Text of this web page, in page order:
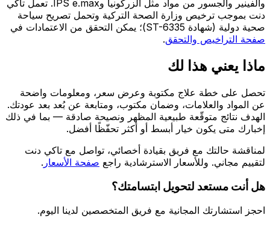
والفينير والجسور من مواد مثل الزركونيا وIPS e.max. تعمل تاكي
دنت بموجب ترخيص وزارة الصحة التركية وتحمل تصريح سياحة
صحية دولية (شهادة ST-6335)؛ يمكن التحقق من الاعتمادات في
صفحة التراخيص والتحقق.
ماذا يعني هذا لك
تحصل على خطة علاج مكتوبة وعرض سعر، ومعلومات واضحة
عن المواد والعلامات، وضمان مكتوب، ومتابعة عن بُعد بعد عودتك.
الهدف نتائج متوقّعة طبيعية المظهر ونصيحة صادقة — بما في ذلك
إخبارك متى يكون خيار أبسط أو أكثر تحفّظًا أفضل.
لمناقشة حالتك مع فريق بقيادة أخصائي، تواصل مع تاكي دنت
لتقييم مجاني. وللأسعار الاسترشادية راجع صفحة الأسعار .
هل أنت مستعد لتحويل ابتسامتك؟
احجز استشارتك المجانية مع فريق المتخصصين لدينا اليوم.